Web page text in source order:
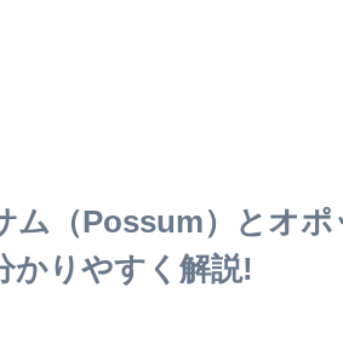
ム（Possum）とオ
かりやすく解説!